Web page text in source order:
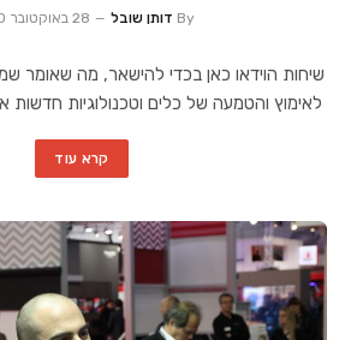
By דותן שובל 28 באוקטובר 2020
לאימוץ והטמעה של כלים וטכנולוגיות
קרא עוד